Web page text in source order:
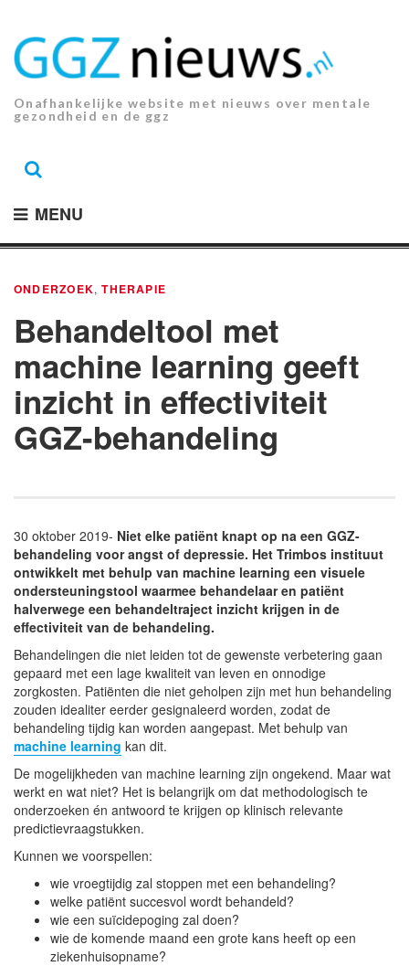
inhoud.
Onafhankelijke website met nieuws over mentale
gezondheid en de ggz
MENU
ONDERZOEK,THERAPIE
Behandeltool met
machine learning geeft
inzicht in effectiviteit
GGZ-behandeling
30 oktober 2019- Niet elke patiënt knapt op na een GGZ-
behandeling voor angst of depressie. Het Trimbos instituut
ontwikkelt met behulp van machine learning een visuele
ondersteuningstool waarmee behandelaar en patiënt
halverwege een behandeltraject inzicht krijgen in de
effectiviteit van de behandeling.
Behandelingen die niet leiden tot de gewenste verbetering gaan
gepaard met een lage kwaliteit van leven en onnodige
zorgkosten. Patiënten die niet geholpen zijn met hun behandeling
zouden idealiter eerder gesignaleerd worden, zodat de
behandeling tijdig kan worden aangepast. Met behulp van
machine learning kan dit.
De mogelijkheden van machine learning zijn ongekend. Maar wat
werkt en wat niet? Het is belangrijk om dat methodologisch te
onderzoeken én antwoord te krijgen op klinisch relevante
predictievraagstukken.
Kunnen we voorspellen:
wie vroegtijdig zal stoppen met een behandeling?
welke patiënt succesvol wordt behandeld?
wie een suïcidepoging zal doen?
wie de komende maand een grote kans heeft op een
ziekenhuisopname?